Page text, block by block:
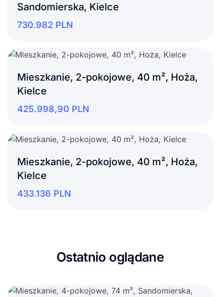
Sandomierska, Kielce
730.982 PLN
Mieszkanie, 2-pokojowe, 40 m², Hoża,
Kielce
425.998,90 PLN
Mieszkanie, 2-pokojowe, 40 m², Hoża,
Kielce
433.136 PLN
Ostatnio oglądane